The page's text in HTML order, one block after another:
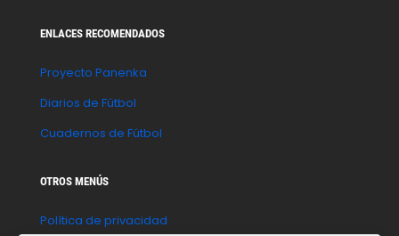
ENLACES RECOMENDADOS
Proyecto Panenka
Diarios de Fútbol
Cuadernos de Fútbol
OTROS MENÚS
Política de privacidad